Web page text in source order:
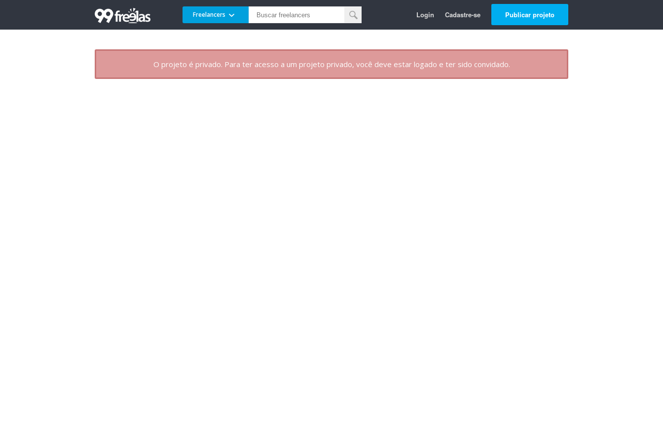
Freelancers Login Cadastre-se Publicar projeto
O projeto é privado. Para ter acesso a um projeto privado, você deve estar logado e ter sido convidado.